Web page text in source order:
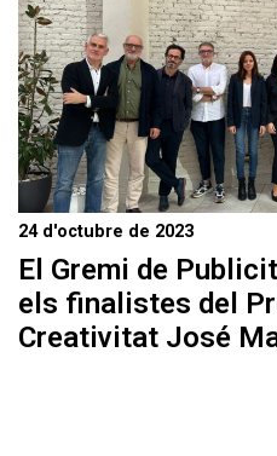
24 d'octubre de 2023
El Gremi de
els finalistes del
Creativitat José